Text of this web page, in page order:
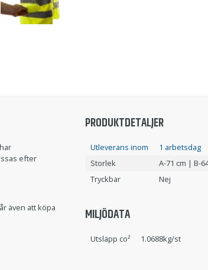
efter
även att köpa
PRODUKTDETALJER
Utleverans inom
1 arbetsdag
Storlek
A-71 cm | B-
Tryckbar
Nej
MILJÖDATA
Utsläpp co² 1.0688kg/st